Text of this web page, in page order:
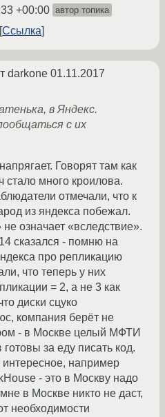
+00:00 автор топика
Ссылка
darkone 01.11.2017
в Яндекс.
с их
Говорят там как
стало много кроилова.
отмечали, что к
из яндекса побежал.
означает «вследствие».
сказался - помню на
про репликацию
что теперь у них
= 2, а не 3 как
диски сцуко
компания берёт не
- в Москве целый МФТИ
за еду писать код.
например
- это в Москву надо
в Москве никто не даст,
необходимости